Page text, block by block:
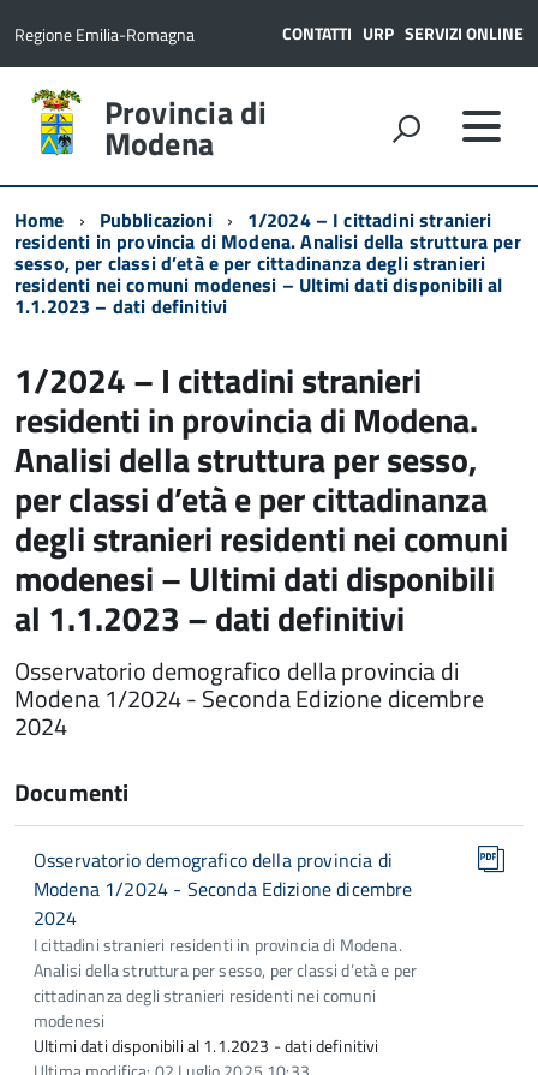
Regione Emilia-Romagna CONTATTI URP SERVIZI ONLINE
Provincia di
Modena
Home Pubblicazioni 1/2024 – I cittadini stranieri
residenti in provincia di Modena. Analisi della struttura per
sesso, per classi d’età e per cittadinanza degli stranieri
residenti nei comuni modenesi – Ultimi dati disponibili al
1.1.2023 – dati definitivi
1/2024 – I cittadini stranieri
residenti in provincia di Modena.
Analisi della struttura per sesso,
per classi d’età e per cittadinanza
degli stranieri residenti nei comuni
modenesi – Ultimi dati disponibili
al 1.1.2023 – dati definitivi
Osservatorio demografico della provincia di
Modena 1/2024 - Seconda Edizione dicembre
2024
Documenti
Osservatorio demografico della provincia di
Modena 1/2024 - Seconda Edizione dicembre
2024
I cittadini stranieri residenti in provincia di Modena.
Analisi della struttura per sesso, per classi d’età e per
cittadinanza degli stranieri residenti nei comuni
modenesi
Ultimi dati disponibili al 1.1.2023 - dati definitivi